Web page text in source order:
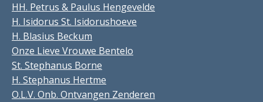
HH. Petrus & Paulus Hengevelde
H. Isidorus St. Isidorushoeve
H. Blasius Beckum
Onze Lieve Vrouwe Bentelo
St. Stephanus Borne
H. Stephanus Hertme
O.L.V. Onb. Ontvangen Zenderen